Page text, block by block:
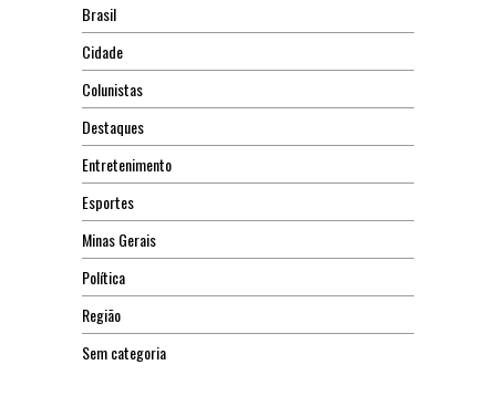
Brasil
Cidade
Colunistas
Destaques
Entretenimento
Esportes
Minas Gerais
Política
Região
Sem categoria